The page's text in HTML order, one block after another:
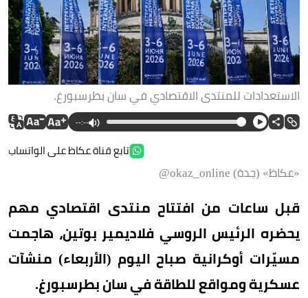
الاستعدادات للمنتدى الاقتصادي في سان بطرسبورغ.
--:--
تابع قناة عكاظ على الواتساب
«عكاظ» (جدة) okaz_online@
قبل ساعات من افتتاح منتدى اقتصادي مهم
يحضره الرئيس الروسي فلاديمير بوتين، هاجمت
مسيّرات أوكرانية صباح اليوم (الأربعاء) منشآت
عسكرية ومواقع للطاقة في سان بطرسبورغ.